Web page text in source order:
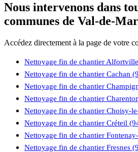
Nous intervenons dans
communes de Val-de-
Accédez directement à la page de votre
Nettoyage fin de chantier
Nettoyage fin de chantier Cachan
Nettoyage fin de chantier
Nettoyage fin de chantier
Nettoyage fin de chantier Choisy-
Nettoyage fin de chantier Créteil
Nettoyage fin de chantier
Nettoyage fin de chantier Fresnes